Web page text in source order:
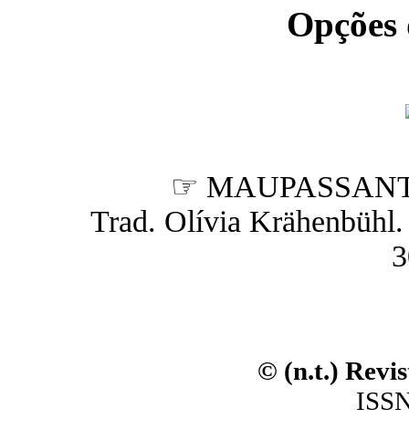
☞
Trad. Olívia
© (n.t.)